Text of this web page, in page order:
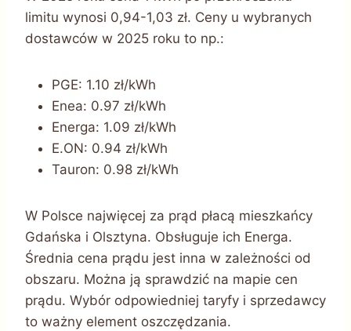
limitu wynosi 0,94-1,03 zł. Ceny u wybranych
dostawców w 2025 roku to np.:
PGE: 1.10 zł/kWh
Enea: 0.97 zł/kWh
Energa: 1.09 zł/kWh
E.ON: 0.94 zł/kWh
Tauron: 0.98 zł/kWh
W Polsce najwięcej za prąd płacą mieszkańcy
Gdańska i Olsztyna. Obsługuje ich Energa.
Średnia cena prądu jest inna w zależności od
obszaru. Można ją sprawdzić na mapie cen
prądu. Wybór odpowiedniej taryfy i sprzedawcy
to ważny element oszczędzania.